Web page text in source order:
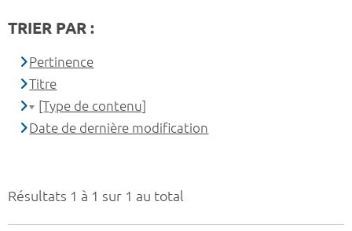
Résultats 1 à 1 sur 1 au total
TRIER PAR :
Pertinence
Titre
[Type de contenu]
Date de dernière modification